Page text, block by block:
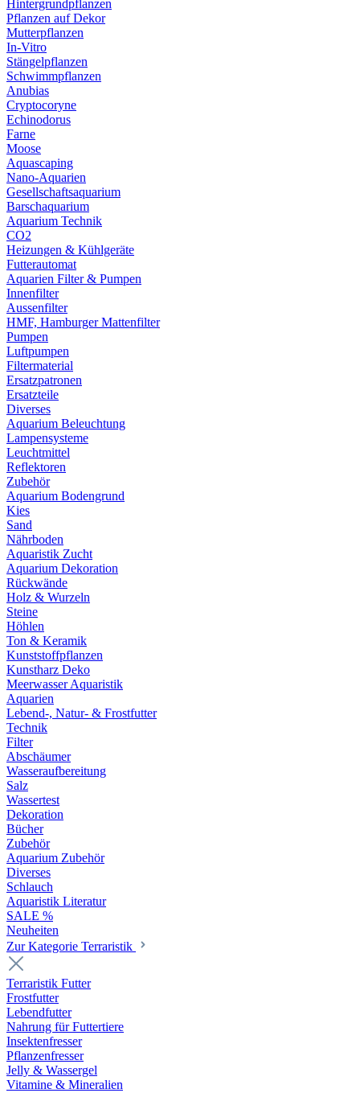
Hintergrundpflanzen
Pflanzen auf Dekor
Mutterpflanzen
In-Vitro
Stängelpflanzen
Schwimmpflanzen
Anubias
Cryptocoryne
Echinodorus
Farne
Moose
Aquascaping
Nano-Aquarien
Gesellschaftsaquarium
Barschaquarium
Aquarium Technik
CO2
Heizungen & Kühlgeräte
Futterautomat
Aquarien Filter & Pumpen
Innenfilter
Aussenfilter
HMF, Hamburger Mattenfilter
Pumpen
Luftpumpen
Filtermaterial
Ersatzpatronen
Ersatzteile
Diverses
Aquarium Beleuchtung
Lampensysteme
Leuchtmittel
Reflektoren
Zubehör
Aquarium Bodengrund
Kies
Sand
Nährboden
Aquaristik Zucht
Aquarium Dekoration
Rückwände
Holz & Wurzeln
Steine
Höhlen
Ton & Keramik
Kunststoffpflanzen
Kunstharz Deko
Meerwasser Aquaristik
Aquarien
Lebend-, Natur- & Frostfutter
Technik
Filter
Abschäumer
Wasseraufbereitung
Salz
Wassertest
Dekoration
Bücher
Zubehör
Aquarium Zubehör
Diverses
Schlauch
Aquaristik Literatur
SALE %
Neuheiten
Zur Kategorie Terraristik
Terraristik Futter
Frostfutter
Lebendfutter
Nahrung für Futtertiere
Insektenfresser
Pflanzenfresser
Jelly & Wassergel
Vitamine & Mineralien